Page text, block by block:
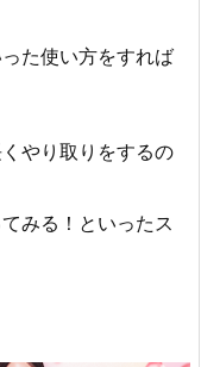
た使い方をすれば
やり取りをするの
みる！といったス